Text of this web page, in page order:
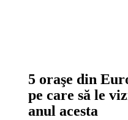
5 oraşe din
pe care să le
anul acesta